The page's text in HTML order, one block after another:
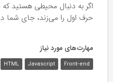
اگر به دنبال محیطی هستید
حرف اول را می‌زند، جای شما
مهارت‌های مورد نیاز
Front-end
Javascript
HTML